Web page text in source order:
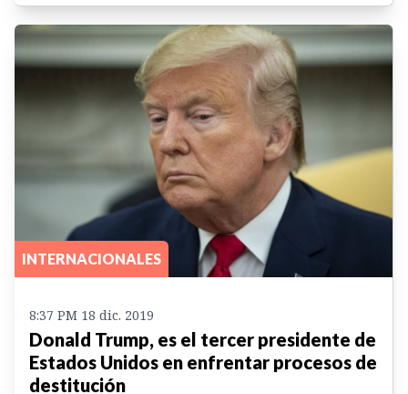
INTERNACIONALES
8:37 PM 18 dic. 2019
Donald Trump, es el tercer presidente de
Estados Unidos en enfrentar procesos de
destitución